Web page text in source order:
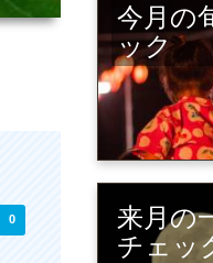
0
今月の
ック
来月の
チェッ